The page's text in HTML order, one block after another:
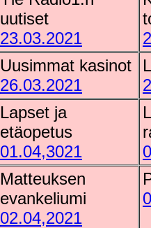
uutiset
23.03.2021
Uusimmat kasinot
26.03.2021
Lapset ja
etäopetus
01.04,3021
Matteuksen
evankeliumi
02.04,2021